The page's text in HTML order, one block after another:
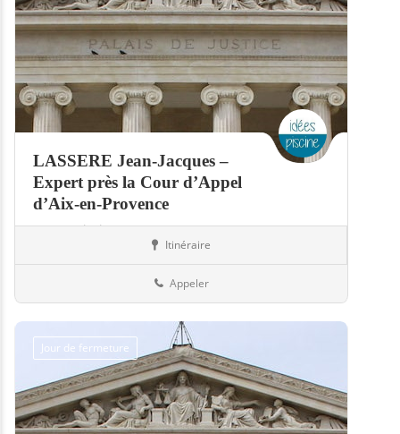
LASSERE Jean-Jacques –
Expert près la Cour d’Appel
d’Aix-en-Provence
Expert piscine
Itinéraire
Appeler
Jour de fermeture